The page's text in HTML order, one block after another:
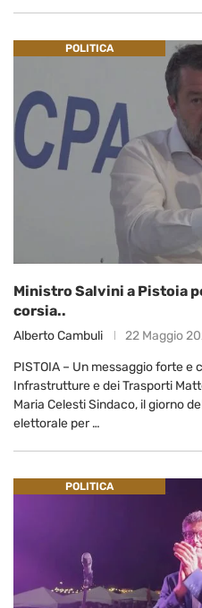
POLITICA
Ministro Salvini a Pistoia
corsia..
Alberto Cambuli 22 Maggio
PISTOIA – Un messaggio forte e
Infrastrutture e dei Trasporti
Maria Celesti Sindaco, il giorno
elettorale per …
POLITICA